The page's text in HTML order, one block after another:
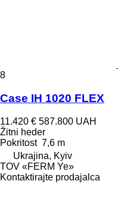
8
Case IH 1020 FLEX
11.420 € 587.800 UAH
Žitni heder
Pokritost 7,6 m
Ukrajina, Kyiv
TOV «FERM Ye»
Kontaktirajte prodajalca